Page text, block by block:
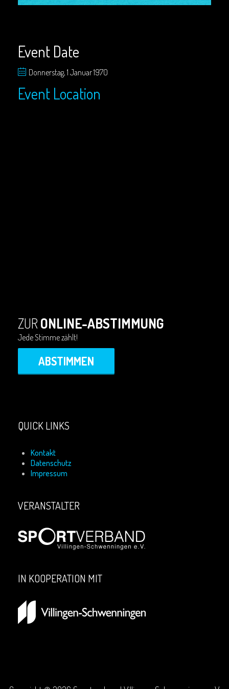
Event Date
Donnerstag, 1 Januar 1970
Event Location
ZUR ONLINE-ABSTIMMUNG
Jede Stimme zählt!
ABSTIMMEN
QUICK LINKS
Kontakt
Datenschutz
Impressum
VERANSTALTER
IN KOOPERATION MIT